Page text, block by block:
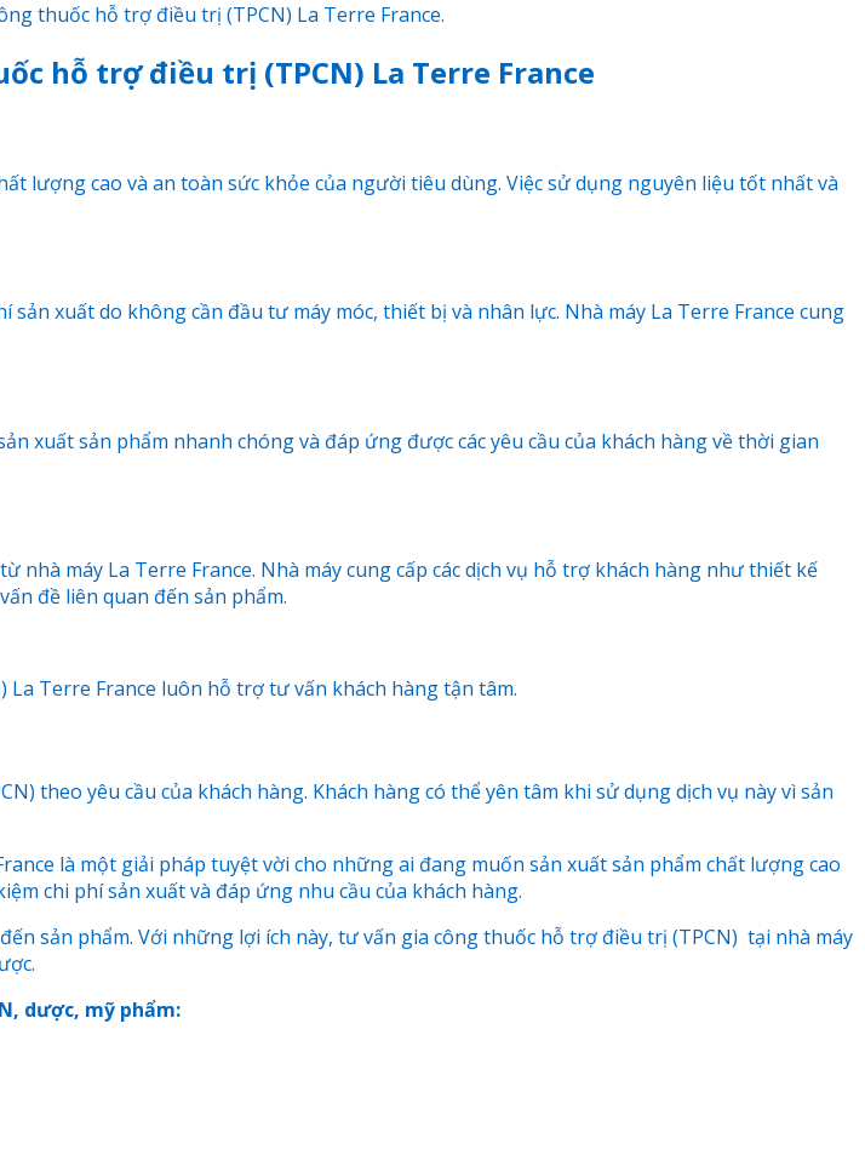
thuốc hỗ trợ điều trị (TPCN) La Terre France.
hỗ trợ điều trị (TPCN) La Terre France
lượng cao và an toàn sức khỏe của người tiêu dùng. Việc sử dụng nguyên liệu tốt nhất và
xuất do không cần đầu tư máy móc, thiết bị và nhân lực. Nhà máy La Terre France cung
xuất sản phẩm nhanh chóng và đáp ứng được các yêu cầu của khách hàng về thời gian
nhà máy La Terre France. Nhà máy cung cấp các dịch vụ hỗ trợ khách hàng như thiết kế
đề liên quan đến sản phẩm.
Terre France luôn hỗ trợ tư vấn khách hàng tận tâm.
theo yêu cầu của khách hàng. Khách hàng có thể yên tâm khi sử dụng dịch vụ này vì sản
là một giải pháp tuyệt vời cho những ai đang muốn sản xuất sản phẩm chất lượng cao
chi phí sản xuất và đáp ứng nhu cầu của khách hàng.
sản phẩm. Với những lợi ích này, tư vấn gia công thuốc hỗ trợ điều trị (TPCN) tại nhà máy
dược, mỹ phẩm: